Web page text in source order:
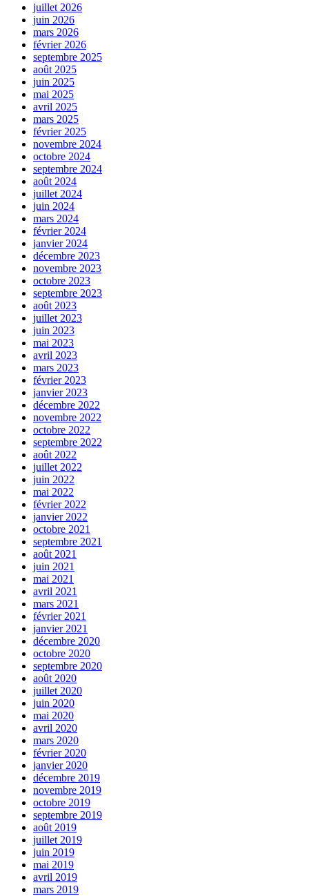
juillet 2026
juin 2026
mars 2026
février 2026
septembre 2025
août 2025
juin 2025
mai 2025
avril 2025
mars 2025
février 2025
novembre 2024
octobre 2024
septembre 2024
août 2024
juillet 2024
juin 2024
mars 2024
février 2024
janvier 2024
décembre 2023
novembre 2023
octobre 2023
septembre 2023
août 2023
juillet 2023
juin 2023
mai 2023
avril 2023
mars 2023
février 2023
janvier 2023
décembre 2022
novembre 2022
octobre 2022
septembre 2022
août 2022
juillet 2022
juin 2022
mai 2022
février 2022
janvier 2022
octobre 2021
septembre 2021
août 2021
juin 2021
mai 2021
avril 2021
mars 2021
février 2021
janvier 2021
décembre 2020
octobre 2020
septembre 2020
août 2020
juillet 2020
juin 2020
mai 2020
avril 2020
mars 2020
février 2020
janvier 2020
décembre 2019
novembre 2019
octobre 2019
septembre 2019
août 2019
juillet 2019
juin 2019
mai 2019
avril 2019
mars 2019